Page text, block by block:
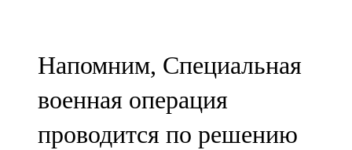
Напомним, Специальная
военная операция
проводится по решению